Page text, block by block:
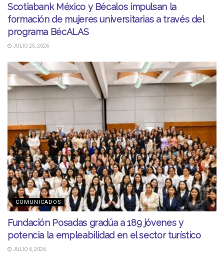
Scotiabank México y Bécalos impulsan la
formación de mujeres universitarias a través del
programa BécALAS
JULIO 25, 2026
COMUNICADOS
Fundación Posadas gradúa a 189 jóvenes y
potencia la empleabilidad en el sector turístico
JULIO 6, 2026